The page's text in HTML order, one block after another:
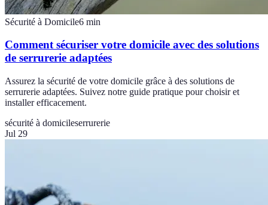
Sécurité à Domicile6 min
Comment sécuriser votre domicile avec des solutions
de serrurerie adaptées
Assurez la sécurité de votre domicile grâce à des solutions de
serrurerie adaptées. Suivez notre guide pratique pour choisir et
installer efficacement.
sécurité à domicileserrurerie
Jul 29